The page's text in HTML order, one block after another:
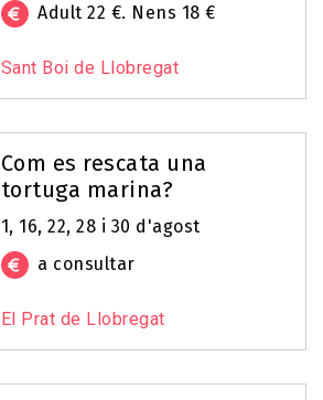
Adult 22 €. Nens 18 €
Sant Boi de Llobregat
Com es rescata una
tortuga marina?
1, 16, 22, 28 i 30 d'agost
a consultar
El Prat de Llobregat